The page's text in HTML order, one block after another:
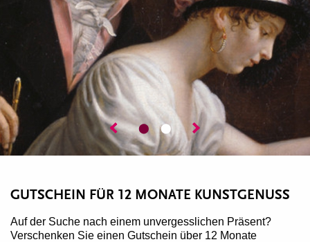
GUTSCHEIN FÜR 12 MONATE KUNSTGENUSS
Auf der Suche nach einem unvergesslichen Präsent?
Verschenken Sie einen Gutschein über 12 Monate
⬤ ⬤